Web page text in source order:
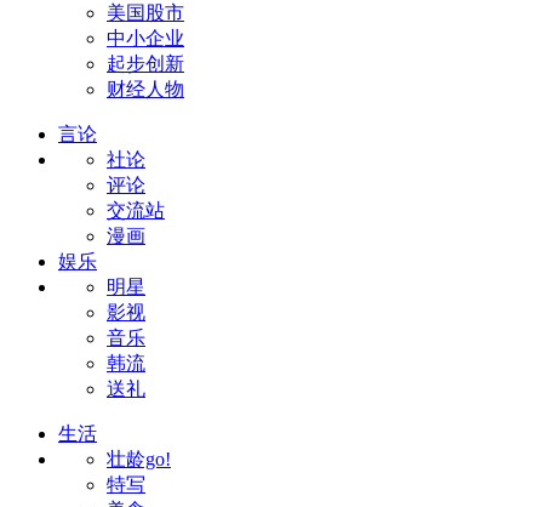
美国股市
中小企业
起步创新
财经人物
言论
社论
评论
交流站
漫画
娱乐
明星
影视
音乐
韩流
送礼
生活
壮龄go!
特写